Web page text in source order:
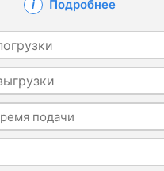
Подробнее
подачи